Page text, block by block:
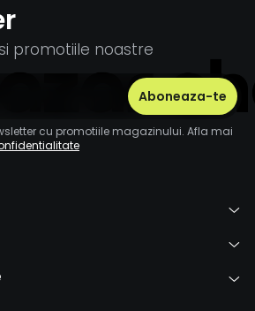
promotiile noastre
cu promotiile magazinului. Afla mai